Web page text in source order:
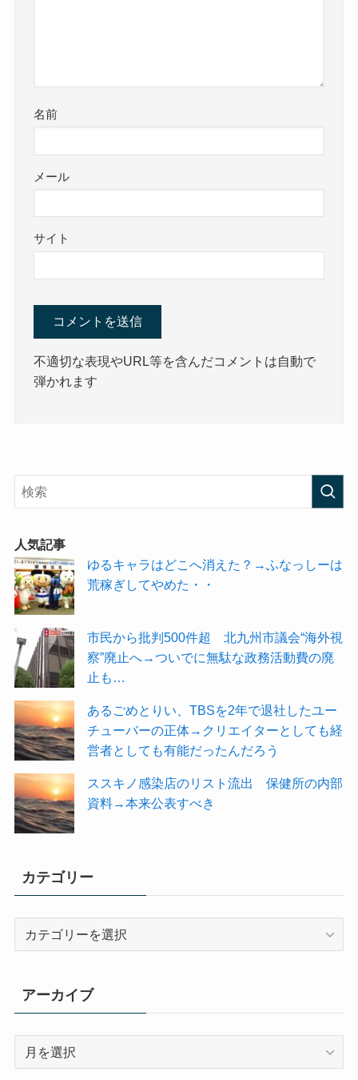
名前
メール
サイト
不適切な表現やURL等を含んだコメントは自動で
弾かれます
人気記事
ゆるキャラはどこへ消えた？→ふなっしーは
荒稼ぎしてやめた・・
市民から批判500件超 北九州市議会“海外視
察”廃止へ→ついでに無駄な政務活動費の廃
止も…
あるごめとりい、TBSを2年で退社したユー
チューバーの正体→クリエイターとしても経
営者としても有能だったんだろう
ススキノ感染店のリスト流出 保健所の内部
資料→本来公表すべき
カテゴリー
リ
ー
アーカイブ